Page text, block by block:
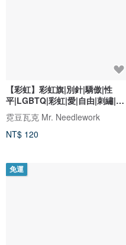
【彩虹】彩虹旗|別針|驕傲|性
平|LGBTQ|彩虹|愛|自由|刺繡|胸
針
霓豆瓦克 Mr. Needlework
NT$ 120
免運